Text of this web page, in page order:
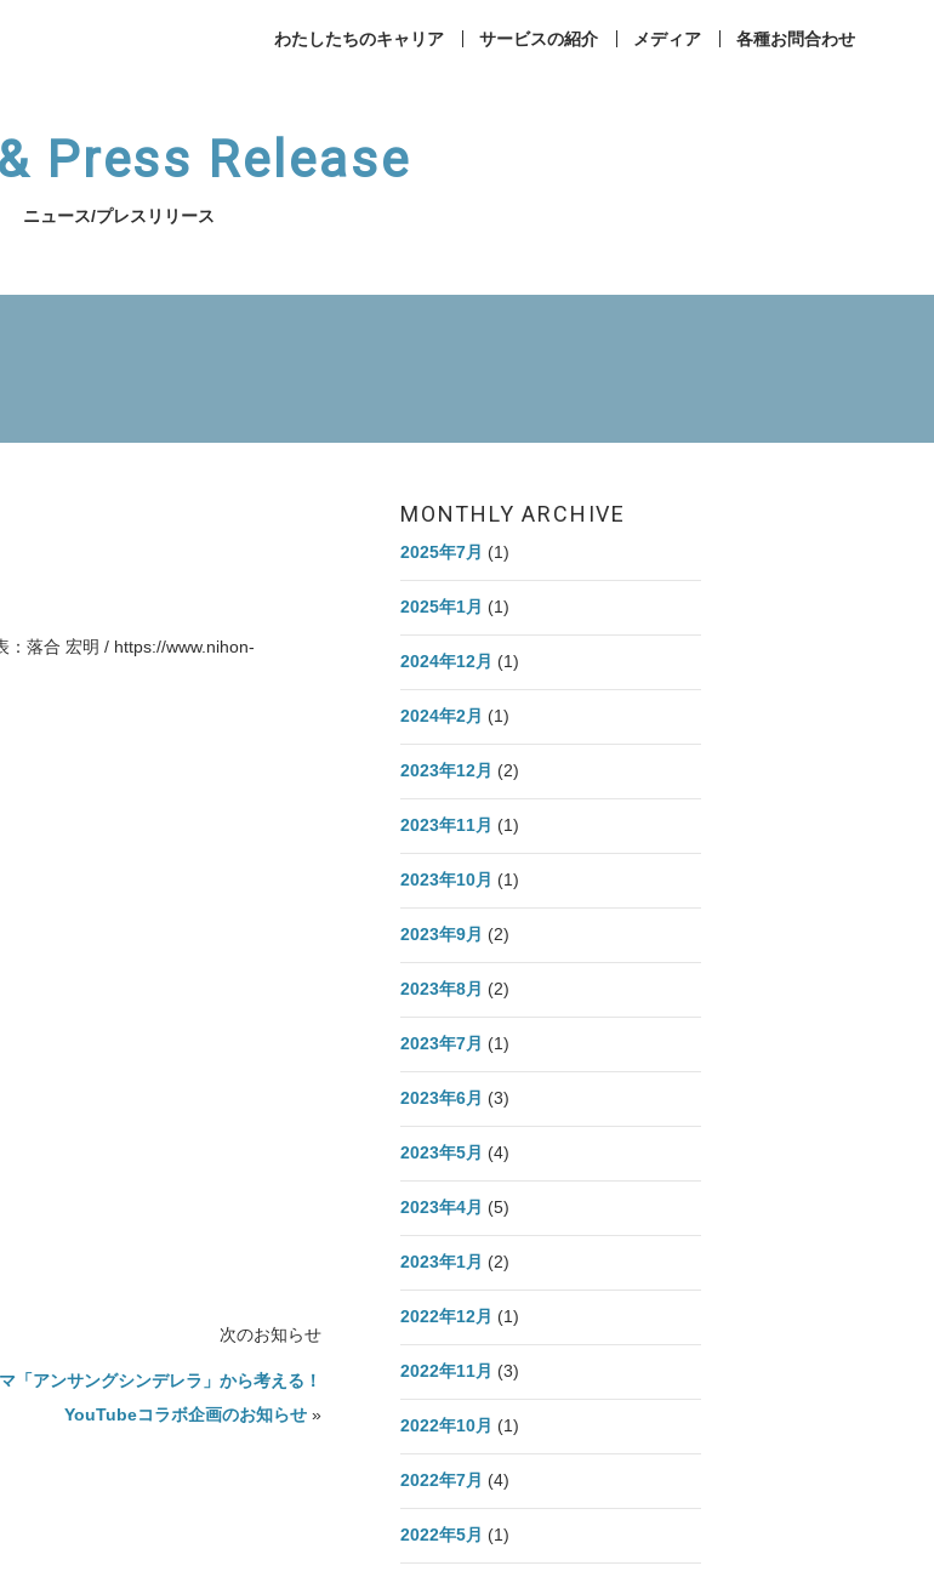
わたしたちのキャリア サービスの紹介 メディア 各種お問合わせ
Press Release
ニュース/プレスリリース
：落合 宏明 / https://www.nihon-
次のお知らせ
マ「アンサングシンデレラ」から考える！
YouTubeコラボ企画のお知らせ »
MONTHLY ARCHIVE
2025年7月 (1)
2025年1月 (1)
2024年12月 (1)
2024年2月 (1)
2023年12月 (2)
2023年11月 (1)
2023年10月 (1)
2023年9月 (2)
2023年8月 (2)
2023年7月 (1)
2023年6月 (3)
2023年5月 (4)
2023年4月 (5)
2023年1月 (2)
2022年12月 (1)
2022年11月 (3)
2022年10月 (1)
2022年7月 (4)
2022年5月 (1)